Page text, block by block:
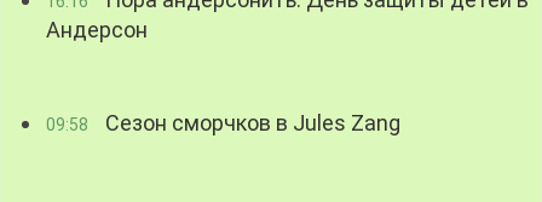
Андерсон
09:58 Сезон сморчков в Jules Zang